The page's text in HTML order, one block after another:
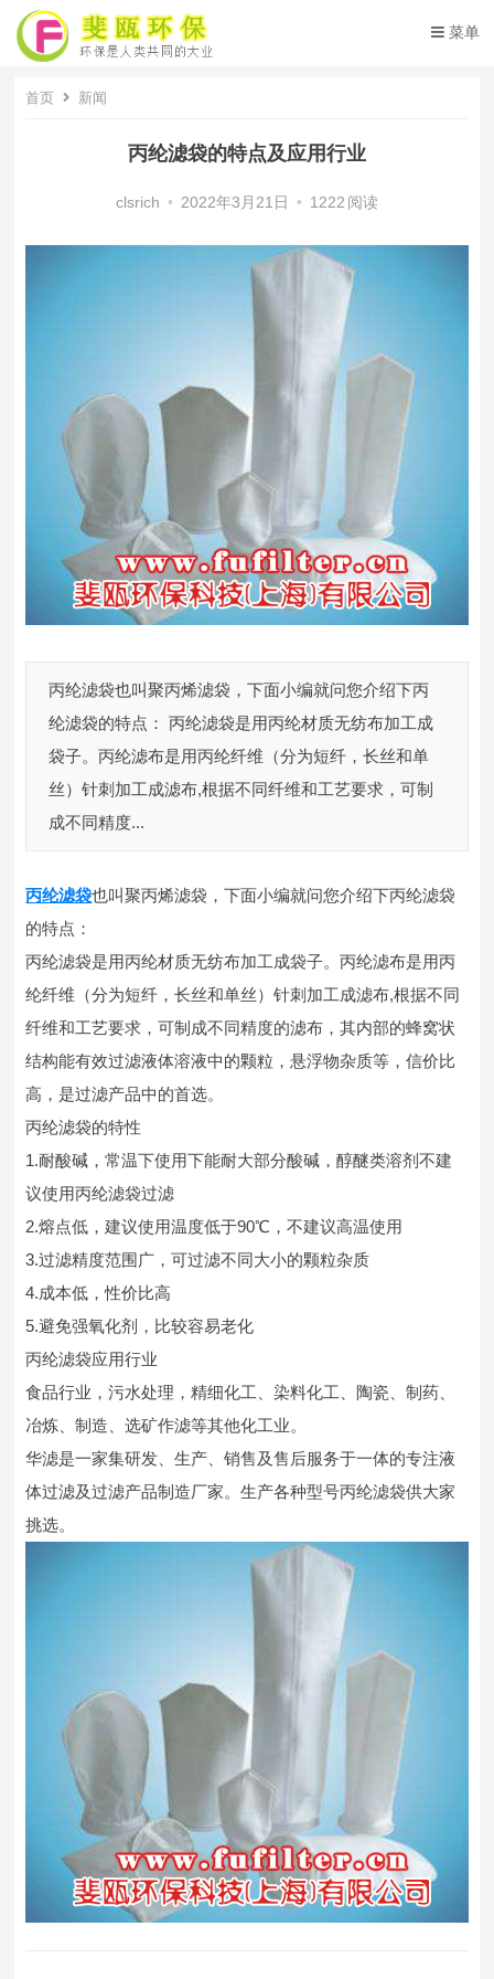
菜单
首页 新闻
丙纶滤袋的特点及应用行业
clsrich • 2022年3月21日 • 1222 阅读
丙纶滤袋也叫聚丙烯滤袋，下面小编就问您介绍下丙
纶滤袋的特点： 丙纶滤袋是用丙纶材质无纺布加工成
袋子。丙纶滤布是用丙纶纤维（分为短纤，长丝和单
丝）针刺加工成滤布,根据不同纤维和工艺要求，可制
成不同精度...
丙纶滤袋也叫聚丙烯滤袋，下面小编就问您介绍下丙纶滤袋
的特点：
丙纶滤袋是用丙纶材质无纺布加工成袋子。丙纶滤布是用丙
纶纤维（分为短纤，长丝和单丝）针刺加工成滤布,根据不同
纤维和工艺要求，可制成不同精度的滤布，其内部的蜂窝状
结构能有效过滤液体溶液中的颗粒，悬浮物杂质等，信价比
高，是过滤产品中的首选。
丙纶滤袋的特性
1.耐酸碱，常温下使用下能耐大部分酸碱，醇醚类溶剂不建
议使用丙纶滤袋过滤
2.熔点低，建议使用温度低于90℃，不建议高温使用
3.过滤精度范围广，可过滤不同大小的颗粒杂质
4.成本低，性价比高
5.避免强氧化剂，比较容易老化
丙纶滤袋应用行业
食品行业，污水处理，精细化工、染料化工、陶瓷、制药、
冶炼、制造、选矿作滤等其他化工业。
华滤是一家集研发、生产、销售及售后服务于一体的专注液
体过滤及过滤产品制造厂家。生产各种型号丙纶滤袋供大家
挑选。